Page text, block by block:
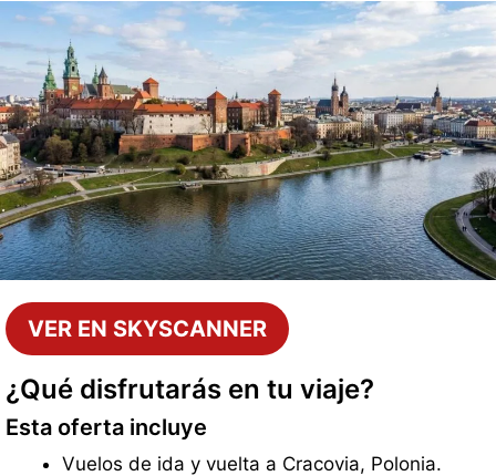
VER EN SKYSCANNER
¿Qué disfrutarás en tu viaje?
Esta oferta incluye
Vuelos de ida y vuelta a Cracovia, Polonia.